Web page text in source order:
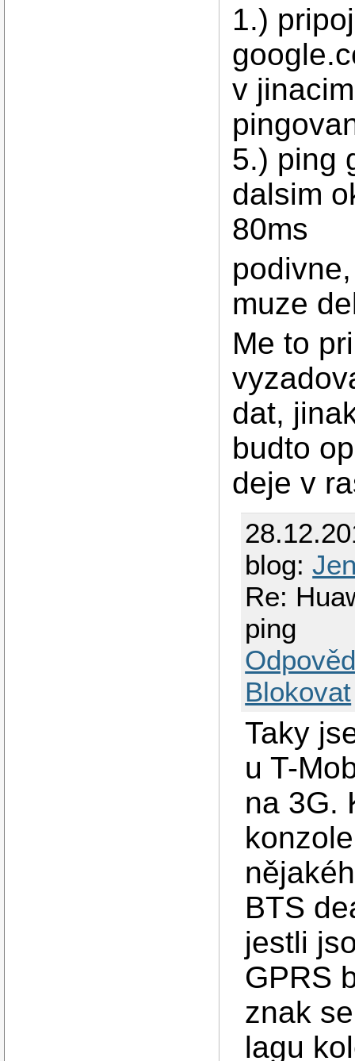
1.)
v
5.) ping
dalsim
80ms
muze
Me to
dat,
budto
deje v
blog:
Re:
ping
Blokovat
Taky
u T-
na 3G.
BTS
jestli
GPRS
znak
lagu